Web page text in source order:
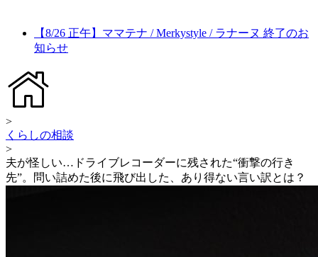
【8/26 正午】ママテナ / Merkystyle / ラナーヌ 終了のお
知らせ
>
くらしの相談
>
夫が怪しい…ドライブレコーダーに残された“衝撃の行き
先”。問い詰めた後に飛び出した、あり得ない言い訳とは？